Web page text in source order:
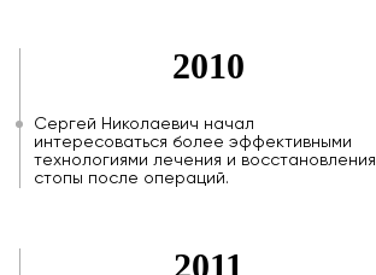
2010
Сергей Николаевич начал
интересоваться более эффективными
технологиями лечения и восстановления
стопы после операций.
2011